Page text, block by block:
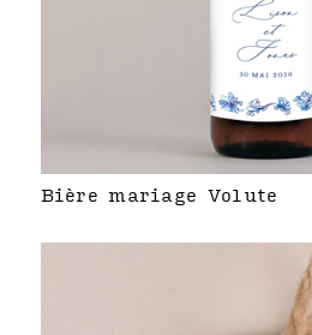
Bière mariage Volute